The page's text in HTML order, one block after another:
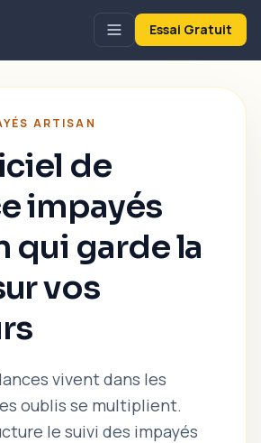
Essai Gratuit
ARTISAN
de
impayés
qui garde la
vos
vivent dans les
oublis se multiplient.
le suivi des impayés